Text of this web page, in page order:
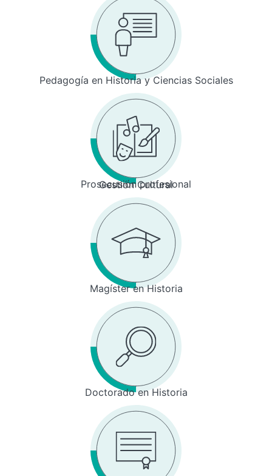
Pedagogía en Historia y Ciencias Sociales
Prosecusión profesional
Gestión Cultural
Magíster en Historia
Doctorado en Historia